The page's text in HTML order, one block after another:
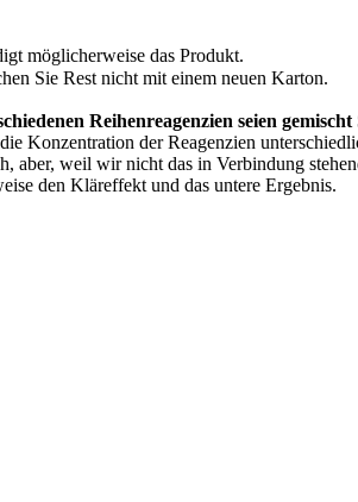
möglicherweise das Produkt.
Sie Rest nicht mit einem neuen Karton.
Reihenreagenzien seien gemischt
Konzentration der Reagenzien
aber, weil wir nicht das in Verbindung
den Kläreffekt und das untere Ergebnis.